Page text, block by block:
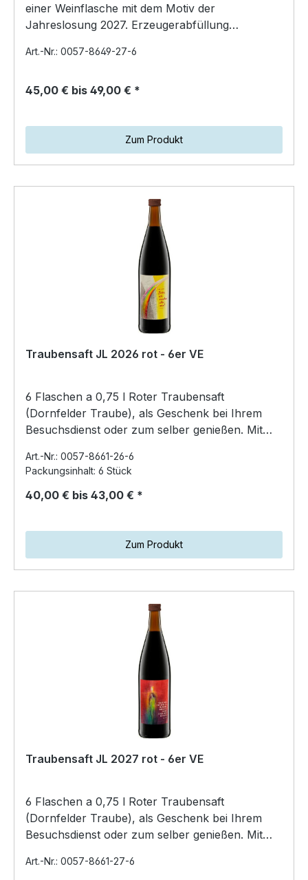
einer Weinflasche mit dem Motiv der
Jahreslosung 2027. Erzeugerabfüllung
Art.-Nr.: 0057-8649-27-6
45,00 € bis 49,00 € *
Zum Produkt
Traubensaft JL 2026 rot - 6er VE
6 Flaschen a 0,75 l Roter Traubensaft
(Dornfelder Traube), als Geschenk bei Ihrem
Besuchsdienst oder zum selber genießen. Mit
Art.-Nr.: 0057-8661-26-6
Packungsinhalt: 6 Stück
40,00 € bis 43,00 € *
Zum Produkt
Traubensaft JL 2027 rot - 6er VE
6 Flaschen a 0,75 l Roter Traubensaft
(Dornfelder Traube), als Geschenk bei Ihrem
Besuchsdienst oder zum selber genießen. Mit
Art.-Nr.: 0057-8661-27-6